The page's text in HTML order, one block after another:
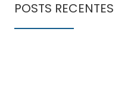
POSTS RECENTES